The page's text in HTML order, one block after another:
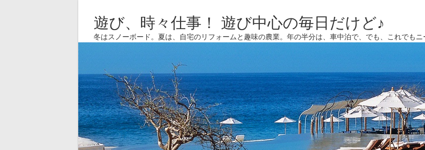
遊び、時々仕事！ 遊び中心の毎日だけど♪
冬はスノーボード。夏は、自宅のリフォームと趣味の農業。年の半分は、車中泊で、でも、これでもニ